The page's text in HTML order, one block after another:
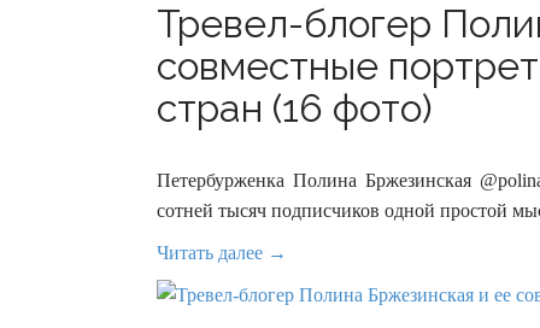
Тревел-блогер
совместные
стран (16 фото)
Петербурженка Полина Бржезинская
сотней тысяч подписчиков одной простой
Читать далее →